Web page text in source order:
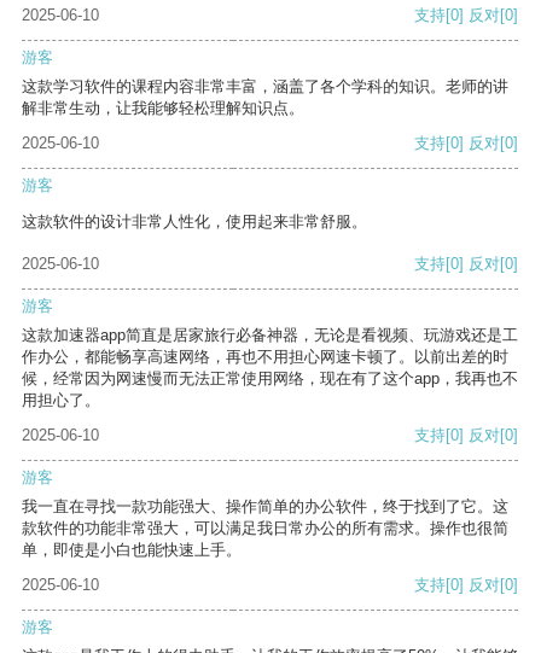
2025-06-10 支持[0] 反对[0]
游客
这款学习软件的课程内容非常丰富，涵盖了各个学科的知识。老师的讲
解非常生动，让我能够轻松理解知识点。
2025-06-10
支持[0] 反对[0]
游客
这款软件的设计非常人性化，使用起来非常舒服。
2025-06-10 支持[0] 反对[0]
游客
这款加速器app简直是居家旅行必备神器，无论是看视频、玩游戏还是工
作办公，都能畅享高速网络，再也不用担心网速卡顿了。以前出差的时
候，经常因为网速慢而无法正常使用网络，现在有了这个app，我再也不
用担心了。
2025-06-10
支持[0] 反对[0]
游客
我一直在寻找一款功能强大、操作简单的办公软件，终于找到了它。这
款软件的功能非常强大，可以满足我日常办公的所有需求。操作也很简
单，即使是小白也能快速上手。
2025-06-10
支持[0] 反对[0]
游客